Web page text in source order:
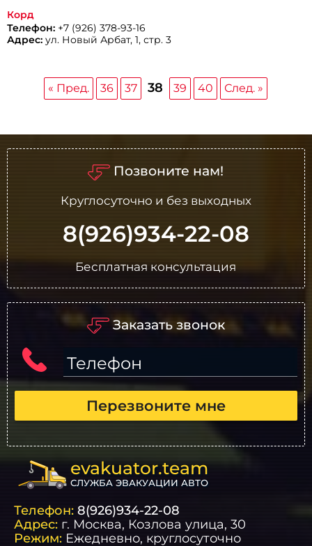
Корд
Телефон: +7 (926) 378-93-16
Адрес: ул. Новый Арбат, 1, стр. 3
« Пред. 36 37 38 39 40 След. »
Позвоните нам!
Круглосуточно и без выходных
8(926)934-22-08
Бесплатная консультация
Заказать звонок
Телефон
Перезвоните мне
evakuator.team
СЛУЖБА ЭВАКУАЦИИ АВТО
Телефон: 8(926)934-22-08
Адрес: г. Москва, Козлова улица, 30
Режим: Ежедневно, круглосуточно